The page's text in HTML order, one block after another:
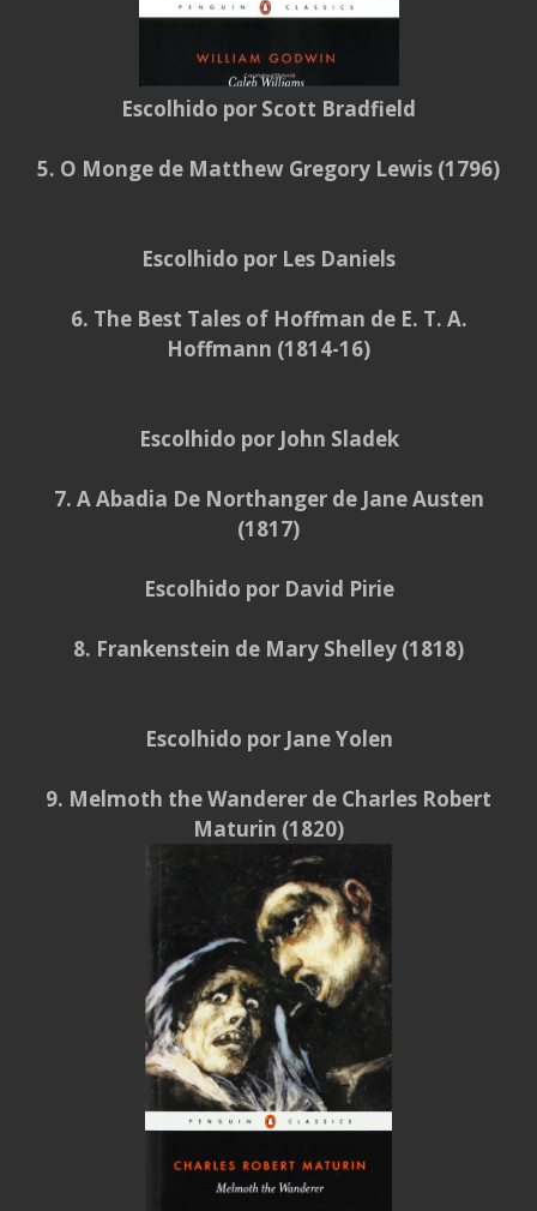
Escolhido por Scott Bradfield
5. O Monge de Matthew Gregory Lewis (1796)
Escolhido por Les Daniels
6. The Best Tales of Hoffman de E. T. A.
Hoffmann (1814-16)
Escolhido por John Sladek
7. A Abadia De Northanger de Jane Austen
(1817)
Escolhido por David Pirie
8. Frankenstein de Mary Shelley (1818)
Escolhido por Jane Yolen
9. Melmoth the Wanderer de Charles Robert
Maturin (1820)